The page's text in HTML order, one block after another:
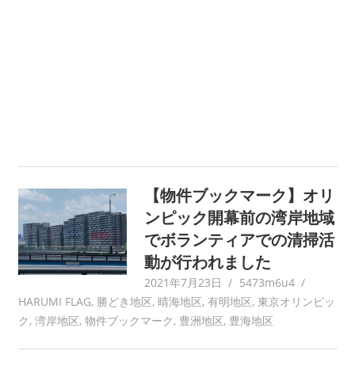
【物件ブックマーク】オリ
ンピック開幕前の湾岸地域
でボランティアでの清掃活
動が行われました
2021年7月23日
5473m6u4
HARUMI FLAG, 勝どき地区, 晴海地区, 有明地区, 東京オリンピッ
ク, 湾岸地区, 物件ブックマーク, 豊洲地区, 豊海地区